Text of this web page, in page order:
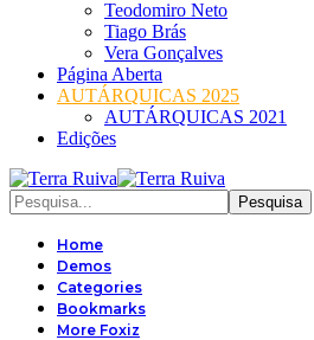
Teodomiro Neto
Tiago Brás
Vera Gonçalves
Página Aberta
AUTÁRQUICAS 2025
AUTÁRQUICAS 2021
Edições
Home
Demos
Categories
Bookmarks
More Foxiz